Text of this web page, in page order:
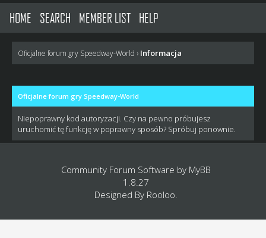
HOME SEARCH MEMBER LIST HELP
Oficjalne forum gry Speedway-World › Informacja
Oficjalne forum gry Speedway-World
Niepoprawny kod autoryzacji. Czy na pewno próbujesz
uruchomić tę funkcję w poprawny sposób? Spróbuj ponownie.
Community Forum Software by MyBB
1.8.27
Designed By Rooloo.